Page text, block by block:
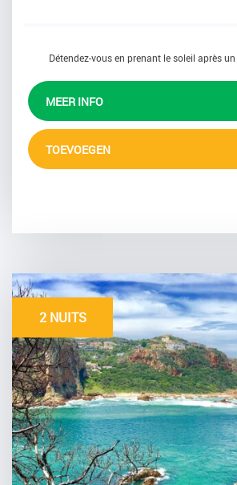
Détendez-vous en prenant le soleil après
MEER INFO
TOEVOEGEN
2 NUITS